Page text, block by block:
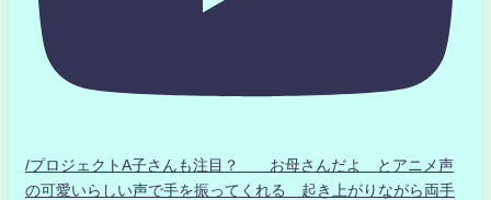
/プロジェクトA子さんも注目？ お母さんだよ とアニメ声
の可愛いらしい声で手を振ってくれる 起き上がりながら両手